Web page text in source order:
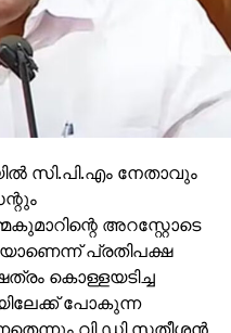
സി.പി.എം നേതാവും
അറസ്റ്റോടെ
പ്രതിപക്ഷ
കൊള്ളയടിച്ച
പോകുന്ന